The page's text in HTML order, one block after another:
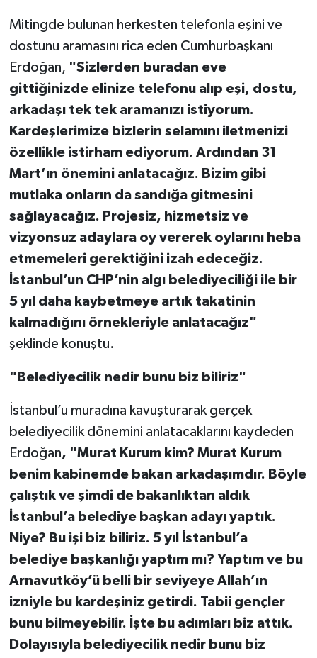
Mitingde bulunan herkesten telefonla eşini ve
dostunu aramasını rica eden Cumhurbaşkanı
Erdoğan, "Sizlerden buradan eve
gittiğinizde elinize telefonu alıp eşi, dostu,
arkadaşı tek tek aramanızı istiyorum.
Kardeşlerimize bizlerin selamını iletmenizi
özellikle istirham ediyorum. Ardından 31
Mart’ın önemini anlatacağız. Bizim gibi
mutlaka onların da sandığa gitmesini
sağlayacağız. Projesiz, hizmetsiz ve
vizyonsuz adaylara oy vererek oylarını heba
etmemeleri gerektiğini izah edeceğiz.
İstanbul’un CHP’nin algı belediyeciliği ile bir
5 yıl daha kaybetmeye artık takatinin
kalmadığını örnekleriyle anlatacağız"
şeklinde konuştu.
"Belediyecilik nedir bunu biz biliriz"
İstanbul’u muradına kavuşturarak gerçek
belediyecilik dönemini anlatacaklarını kaydeden
Erdoğan, "Murat Kurum kim? Murat Kurum
benim kabinemde bakan arkadaşımdır. Böyle
çalıştık ve şimdi de bakanlıktan aldık
İstanbul’a belediye başkan adayı yaptık.
Niye? Bu işi biz biliriz. 5 yıl İstanbul’a
belediye başkanlığı yaptım mı? Yaptım ve bu
Arnavutköy’ü belli bir seviyeye Allah’ın
izniyle bu kardeşiniz getirdi. Tabii gençler
bunu bilmeyebilir. İşte bu adımları biz attık.
Dolayısıyla belediyecilik nedir bunu biz